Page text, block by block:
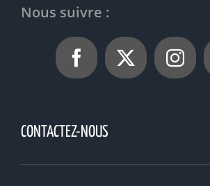
Nous suivre :
CONTACTEZ-NOUS